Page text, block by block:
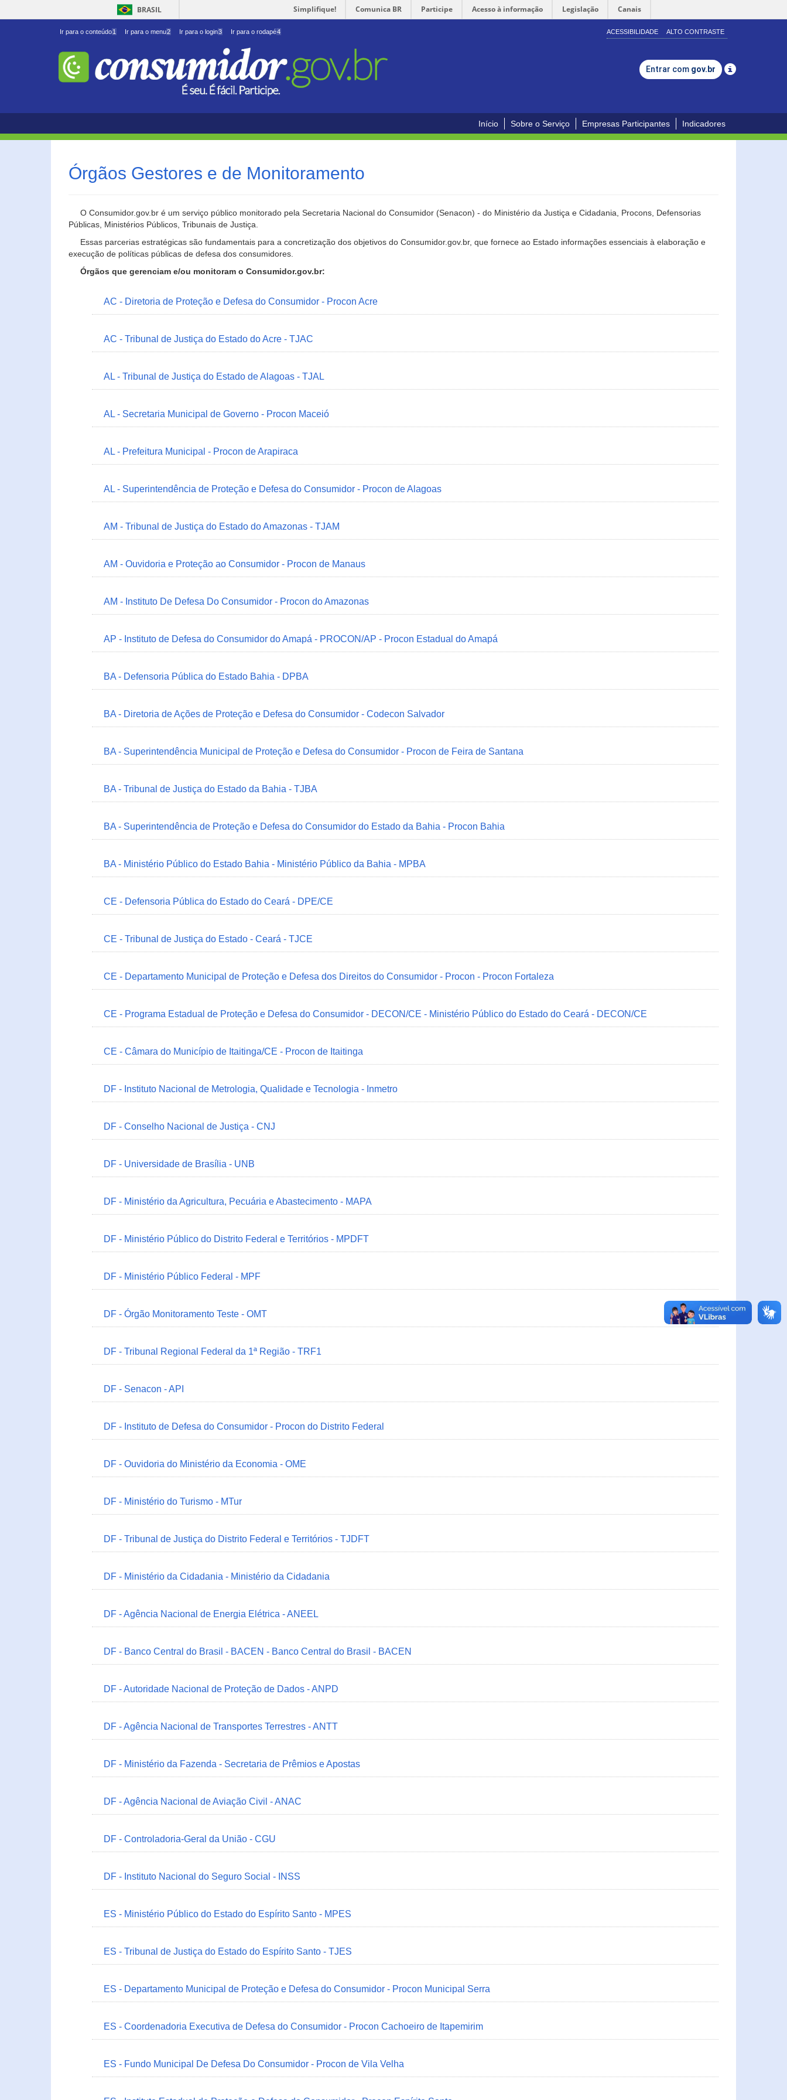
BRASIL Simplifique! Comunica BR Participe Acesso à informação Legislação Canais
Ir para o conteúdo1 Ir para o menu2 Ir para o login3 Ir para o rodapé4 ACESSIBILIDADE ALTO CONTRASTE
Entrar com gov.br
Início Sobre o Serviço Empresas Participantes Indicadores
Órgãos Gestores e de Monitoramento
O Consumidor.gov.br é um serviço público monitorado pela Secretaria Nacional do Consumidor (Senacon) - do Ministério da Justiça e Cidadania, Procons, Defensorias
Públicas, Ministérios Públicos, Tribunais de Justiça.
Essas parcerias estratégicas são fundamentais para a concretização dos objetivos do Consumidor.gov.br, que fornece ao Estado informações essenciais à elaboração e
execução de políticas públicas de defesa dos consumidores.
Órgãos que gerenciam e/ou monitoram o Consumidor.gov.br:
AC - Diretoria de Proteção e Defesa do Consumidor - Procon Acre
AC - Tribunal de Justiça do Estado do Acre - TJAC
AL - Tribunal de Justiça do Estado de Alagoas - TJAL
AL - Secretaria Municipal de Governo - Procon Maceió
AL - Prefeitura Municipal - Procon de Arapiraca
AL - Superintendência de Proteção e Defesa do Consumidor - Procon de Alagoas
AM - Tribunal de Justiça do Estado do Amazonas - TJAM
AM - Ouvidoria e Proteção ao Consumidor - Procon de Manaus
AM - Instituto De Defesa Do Consumidor - Procon do Amazonas
AP - Instituto de Defesa do Consumidor do Amapá - PROCON/AP - Procon Estadual do Amapá
BA - Defensoria Pública do Estado Bahia - DPBA
BA - Diretoria de Ações de Proteção e Defesa do Consumidor - Codecon Salvador
BA - Superintendência Municipal de Proteção e Defesa do Consumidor - Procon de Feira de Santana
BA - Tribunal de Justiça do Estado da Bahia - TJBA
BA - Superintendência de Proteção e Defesa do Consumidor do Estado da Bahia - Procon Bahia
BA - Ministério Público do Estado Bahia - Ministério Público da Bahia - MPBA
CE - Defensoria Pública do Estado do Ceará - DPE/CE
CE - Tribunal de Justiça do Estado - Ceará - TJCE
CE - Departamento Municipal de Proteção e Defesa dos Direitos do Consumidor - Procon - Procon Fortaleza
CE - Programa Estadual de Proteção e Defesa do Consumidor - DECON/CE - Ministério Público do Estado do Ceará - DECON/CE
CE - Câmara do Município de Itaitinga/CE - Procon de Itaitinga
DF - Instituto Nacional de Metrologia, Qualidade e Tecnologia - Inmetro
DF - Conselho Nacional de Justiça - CNJ
DF - Universidade de Brasília - UNB
DF - Ministério da Agricultura, Pecuária e Abastecimento - MAPA
DF - Ministério Público do Distrito Federal e Territórios - MPDFT
DF - Ministério Público Federal - MPF
DF - Órgão Monitoramento Teste - OMT
DF - Tribunal Regional Federal da 1ª Região - TRF1
DF - Senacon - API
DF - Instituto de Defesa do Consumidor - Procon do Distrito Federal
DF - Ouvidoria do Ministério da Economia - OME
DF - Ministério do Turismo - MTur
DF - Tribunal de Justiça do Distrito Federal e Territórios - TJDFT
DF - Ministério da Cidadania - Ministério da Cidadania
DF - Agência Nacional de Energia Elétrica - ANEEL
DF - Banco Central do Brasil - BACEN - Banco Central do Brasil - BACEN
DF - Autoridade Nacional de Proteção de Dados - ANPD
DF - Agência Nacional de Transportes Terrestres - ANTT
DF - Ministério da Fazenda - Secretaria de Prêmios e Apostas
DF - Agência Nacional de Aviação Civil - ANAC
DF - Controladoria-Geral da União - CGU
DF - Instituto Nacional do Seguro Social - INSS
ES - Ministério Público do Estado do Espírito Santo - MPES
ES - Tribunal de Justiça do Estado do Espírito Santo - TJES
ES - Departamento Municipal de Proteção e Defesa do Consumidor - Procon Municipal Serra
ES - Coordenadoria Executiva de Defesa do Consumidor - Procon Cachoeiro de Itapemirim
ES - Fundo Municipal De Defesa Do Consumidor - Procon de Vila Velha